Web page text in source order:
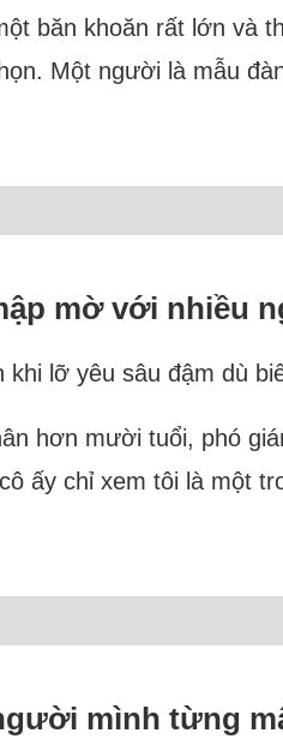
băn khoăn rất lớn và
Một người là mẫu
mờ với nhiều
lỡ yêu sâu đậm dù
hơn mười tuổi, phó
ấy chỉ xem tôi là một
mình từng